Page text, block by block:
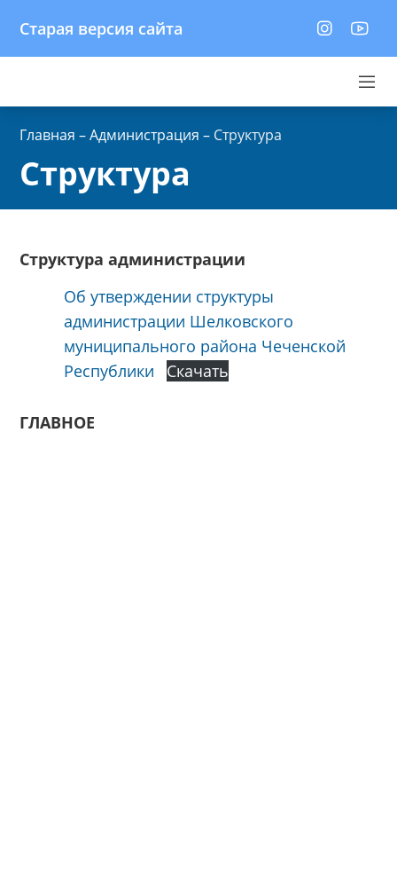
Старая версия сайта
Главная –Администрация – Структура
Структура
Структура администрации
Об утверждении структуры
администрации Шелковского
муниципального района Чеченской
Республики
Скачать
ГЛАВНОЕ